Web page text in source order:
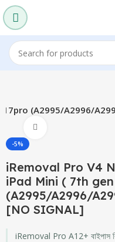
(A2995/A2996/
-5%
iRemoval Pro V4
iPad Mini ( 7th
(A2995/A2996/
[NO SIGNAL]
iRemoval Pro A12+ বাইপাস